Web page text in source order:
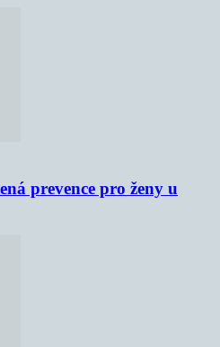
prevence pro ženy u